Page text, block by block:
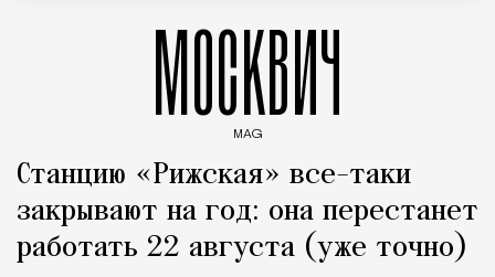
МОСКВИЧ
MAG
Станцию «Рижская» все-таки
закрывают на год: она перестанет
работать 22 августа (уже точно)